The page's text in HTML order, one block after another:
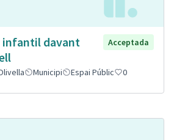
infantil davant
Acceptada
Municipi Espai Públic 0